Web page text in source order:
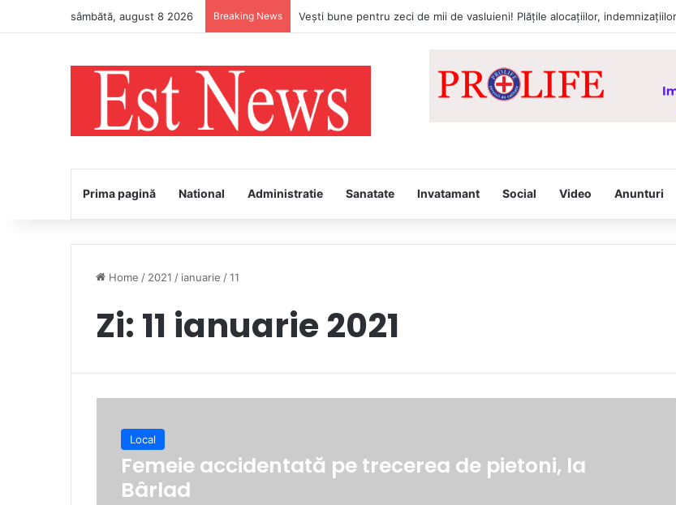
sâmbătă, august 8 2026 Breaking News
Prima pagină National Administratie Sanatate Invatamant Social Video Anunturi
Home / 2021 / ianuarie /11
Zi: 11 ianuarie 2021
Local
Femeie accidentată pe trecerea de pietoni, la
Bârlad